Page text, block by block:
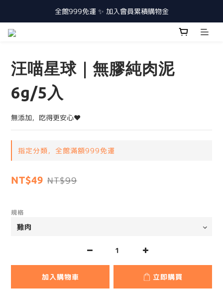
全館999免運 ✨ 加入會員累積購物金
汪喵星球｜無膠純肉泥
6g/5入
無添加，吃得更安心❤️
指定分類，全館滿額999免運
NT$49 NT$99
規格
加入購物車 立即購買